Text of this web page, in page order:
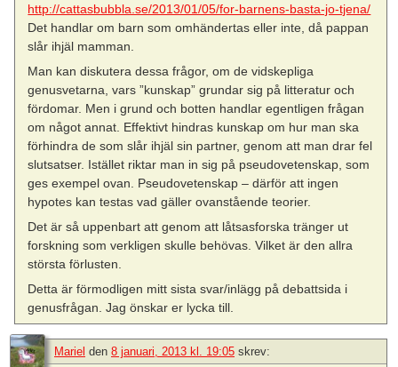
http://cattasbubbla.se/2013/01/05/for-barnens-basta-jo-tjena/
Det handlar om barn som omhändertas eller inte, då pappan
slår ihjäl mamman.
Man kan diskutera dessa frågor, om de vidskepliga
genusvetarna, vars ”kunskap” grundar sig på litteratur och
fördomar. Men i grund och botten handlar egentligen frågan
om något annat. Effektivt hindras kunskap om hur man ska
förhindra de som slår ihjäl sin partner, genom att man drar fel
slutsatser. Istället riktar man in sig på pseudovetenskap, som
ges exempel ovan. Pseudovetenskap – därför att ingen
hypotes kan testas vad gäller ovanstående teorier.
Det är så uppenbart att genom att låtsasforska tränger ut
forskning som verkligen skulle behövas. Vilket är den allra
största förlusten.
Detta är förmodligen mitt sista svar/inlägg på debattsida i
genusfrågan. Jag önskar er lycka till.
Mariel den 8 januari, 2013 kl. 19:05 skrev: